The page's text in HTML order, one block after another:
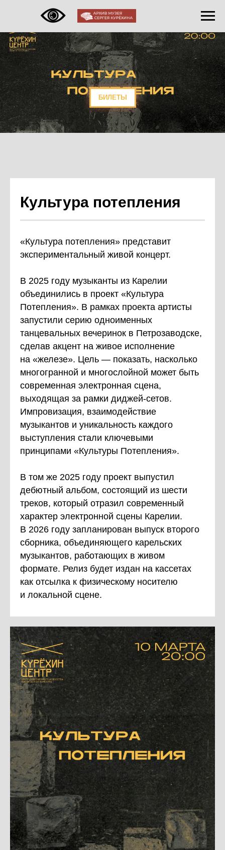
БИЛЕТЫ
Культура потепления
«Культура потепления» представит
экспериментальный живой концерт.
В 2025 году музыканты из Карелии
объединились в проект «Культура
Потепления». В рамках проекта артисты
запустили серию одноименных
танцевальных вечеринок в Петрозаводске,
сделав акцент на живое исполнение
на «железе». Цель — показать, насколько
многогранной и многослойной может быть
современная электронная сцена,
выходящая за рамки диджей-сетов.
Импровизация, взаимодействие
музыкантов и уникальность каждого
выступления стали ключевыми
принципами «Культуры Потепления».
В том же 2025 году проект выпустил
дебютный альбом, состоящий из шести
треков, который отразил современный
характер электронной сцены Карелии.
В 2026 году запланирован выпуск второго
сборника, объединяющего карельских
музыкантов, работающих в живом
формате. Релиз будет издан на кассетах
как отсылка к физическому носителю
и локальной сцене.